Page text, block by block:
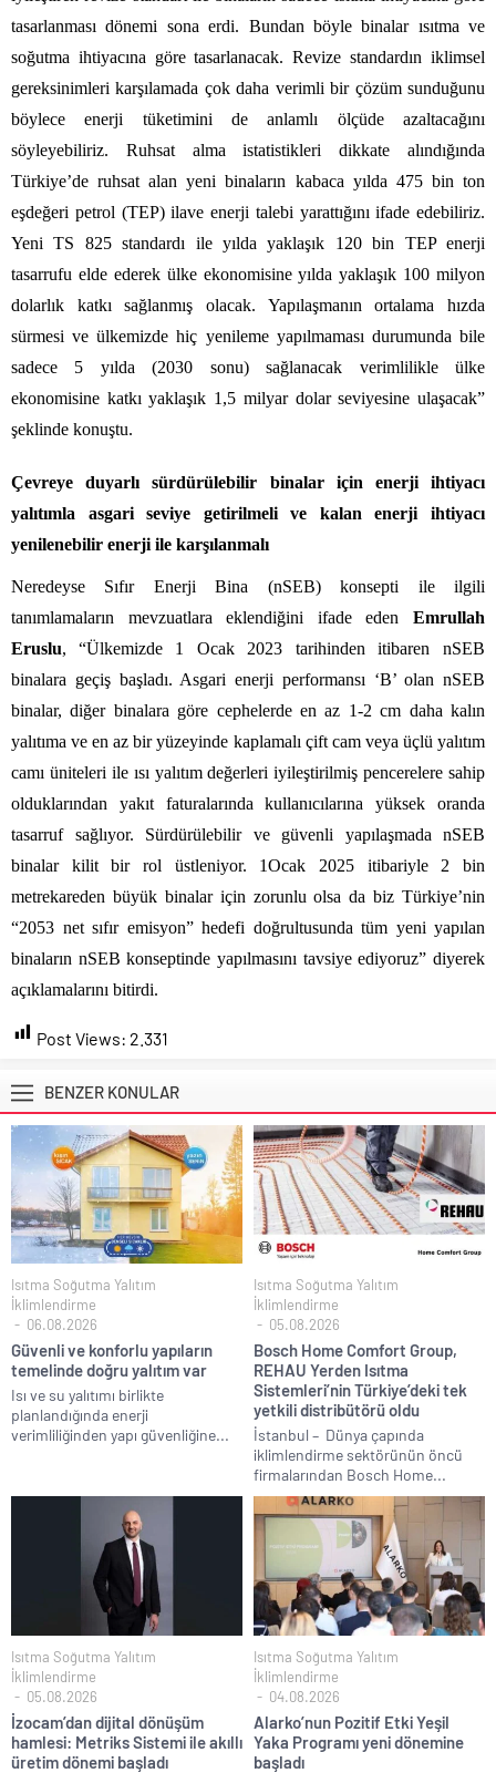
tasarlanması dönemi sona erdi. Bundan böyle binalar ısıtma ve
soğutma ihtiyacına göre tasarlanacak. Revize standardın iklimsel
gereksinimleri karşılamada çok daha verimli bir çözüm sunduğunu
böylece enerji tüketimini de anlamlı ölçüde azaltacağını
söyleyebiliriz. Ruhsat alma istatistikleri dikkate alındığında
Türkiye’de ruhsat alan yeni binaların kabaca yılda 475 bin ton
eşdeğeri petrol (TEP) ilave enerji talebi yarattığını ifade edebiliriz.
Yeni TS 825 standardı ile yılda yaklaşık 120 bin TEP enerji
tasarrufu elde ederek ülke ekonomisine yılda yaklaşık 100 milyon
dolarlık katkı sağlanmış olacak. Yapılaşmanın ortalama hızda
sürmesi ve ülkemizde hiç yenileme yapılmaması durumunda bile
sadece 5 yılda (2030 sonu) sağlanacak verimlilikle ülke
ekonomisine katkı yaklaşık 1,5 milyar dolar seviyesine ulaşacak”
şeklinde konuştu.
Çevreye duyarlı sürdürülebilir binalar için enerji ihtiyacı
yalıtımla asgari seviye getirilmeli ve kalan enerji ihtiyacı
yenilenebilir enerji ile karşılanmalı
Neredeyse Sıfır Enerji Bina (nSEB) konsepti ile ilgili
tanımlamaların mevzuatlara eklendiğini ifade eden Emrullah
Eruslu,
“Ülkemizde 1 Ocak 2023 tarihinden itibaren nSEB
binalara geçiş başladı. Asgari enerji performansı ‘B’ olan nSEB
binalar, diğer binalara göre cephelerde en az 1-2 cm daha kalın
yalıtıma ve en az bir yüzeyinde kaplamalı çift cam veya üçlü yalıtım
camı üniteleri ile ısı yalıtım değerleri iyileştirilmiş pencerelere sahip
olduklarından yakıt faturalarında kullanıcılarına yüksek oranda
tasarruf sağlıyor. Sürdürülebilir ve güvenli yapılaşmada nSEB
binalar kilit bir rol üstleniyor. 1Ocak 2025 itibariyle 2 bin
metrekareden büyük binalar için zorunlu olsa da biz Türkiye’nin
“2053 net sıfır emisyon” hedefi doğrultusunda tüm yeni yapılan
binaların nSEB konseptinde yapılmasını tavsiye ediyoruz” diyerek
açıklamalarını bitirdi.
Post Views: 2.331
BENZER KONULAR
Isıtma Soğutma Yalıtım
İklimlendirme
06.08.2026
Güvenli ve konforlu yapıların
temelinde doğru yalıtım var
Isı ve su yalıtımı birlikte
planlandığında enerji
verimliliğinden yapı güvenliğine...
Isıtma Soğutma Yalıtım
İklimlendirme
05.08.2026
Bosch Home Comfort Group,
REHAU Yerden Isıtma
Sistemleri’nin Türkiye’deki tek
yetkili distribütörü oldu
İstanbul – Dünya çapında
iklimlendirme sektörünün öncü
firmalarından Bosch Home...
Isıtma Soğutma Yalıtım
İklimlendirme
05.08.2026
İzocam’dan dijital dönüşüm
hamlesi: Metriks Sistemi ile akıllı
üretim dönemi başladı
Isıtma Soğutma Yalıtım
İklimlendirme
04.08.2026
Alarko’nun Pozitif Etki Yeşil
Yaka Programı yeni dönemine
başladı